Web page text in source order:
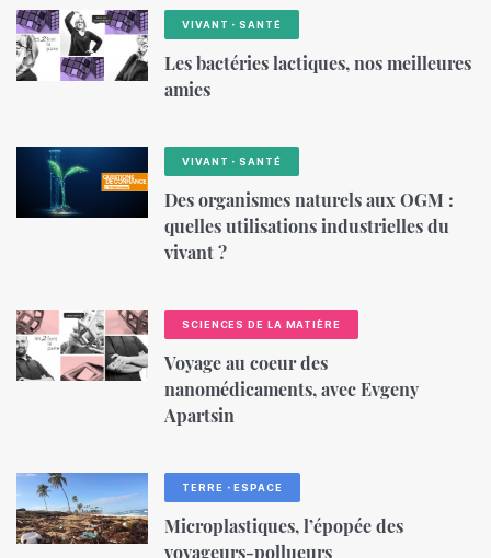
VIVANT・SANTÉ
Les bactéries lactiques, nos meilleures
amies
VIVANT・SANTÉ
Des organismes naturels aux OGM :
quelles utilisations industrielles du
vivant ?
SCIENCES DE LA MATIÈRE
Voyage au coeur des
nanomédicaments, avec Evgeny
Apartsin
TERRE・ESPACE
Microplastiques, l’épopée des
voyageurs-pollueurs